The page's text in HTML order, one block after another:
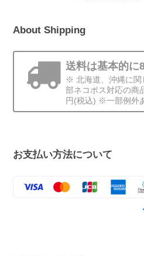
About Shipping
送料は基本的に
※ 北海道、沖縄に
部ネコポス対応の商
円(税込) ※一部例外
お支払い方法について